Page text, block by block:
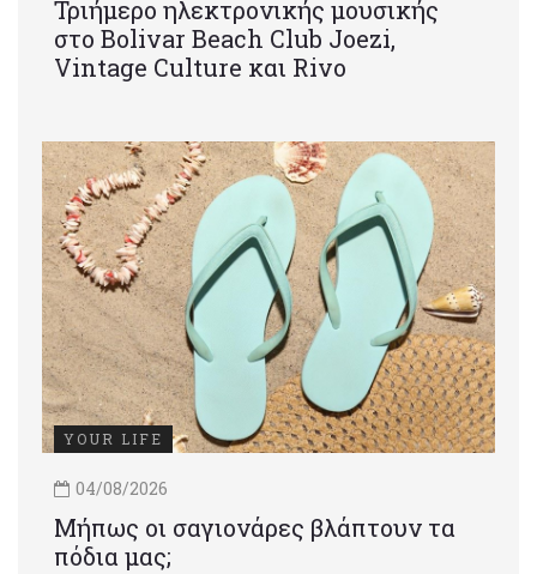
Τριήμερο ηλεκτρονικής μουσικής
στο Bolivar Beach Club Joezi,
Vintage Culture και Rivo
YOUR LIFE
04/08/2026
Μήπως οι σαγιονάρες βλάπτουν τα
πόδια μας;